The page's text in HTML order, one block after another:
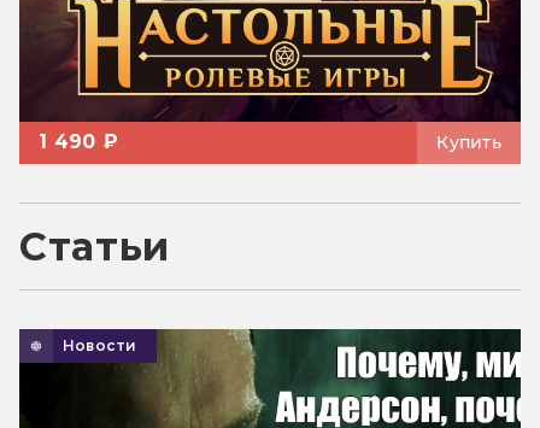
1 490 ₽ Купить
Статьи
Новости